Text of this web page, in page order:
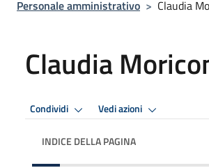
Personale amministrativo > Claudia
Claudia
Condividi Vedi azioni
INDICE DELLA PAGINA